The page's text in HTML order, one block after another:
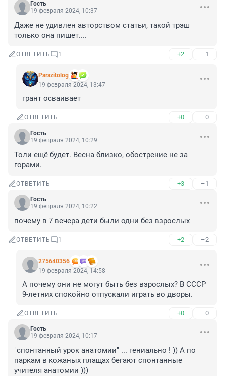
Гость
19 февраля 2024, 10:37
Даже не удивлен авторством статьи, такой трэш
только она пишет....
ОТВЕТИТЬ 1 +2 –1
Parazitolog
19 февраля 2024, 13:47
грант осваивает
ОТВЕТИТЬ +0 –0
Гость
19 февраля 2024, 10:29
Толи ещё будет. Весна близко, обострение не за
горами.
ОТВЕТИТЬ +3 –1
Гость
19 февраля 2024, 10:22
почему в 7 вечера дети были одни без взрослых
ОТВЕТИТЬ 1 +2 –2
275640356
19 февраля 2024, 14:58
А почему они не могут быть без взрослых? В СССР
9-летних спокойно отпускали играть во дворы.
ОТВЕТИТЬ +0 –0
Гость
19 февраля 2024, 10:17
"спонтанный урок анатомии" ... гениально ! )) А по
паркам в кожаных плащах бегают спонтанные
учителя анатомии )))